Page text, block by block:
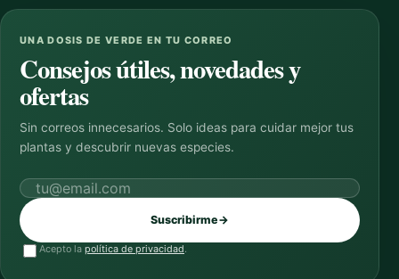
UNA DOSIS DE VERDE EN TU CORREO
Consejos útiles, novedades y
ofertas
Sin correos innecesarios. Solo ideas para cuidar mejor tus
plantas y descubrir nuevas especies.
Correo electrónico
Suscribirme→
Acepto la política de privacidad.